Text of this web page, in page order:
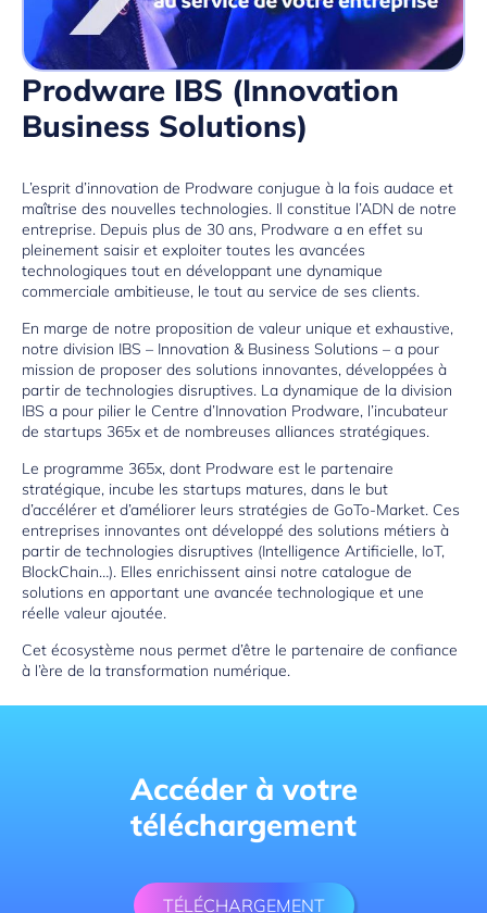
Prodware IBS (Innovation
Business Solutions)
L’esprit d’innovation de Prodware conjugue à la fois audace et
maîtrise des nouvelles technologies. Il constitue l’ADN de notre
entreprise. Depuis plus de 30 ans, Prodware a en effet su
pleinement saisir et exploiter toutes les avancées
technologiques tout en développant une dynamique
commerciale ambitieuse, le tout au service de ses clients.
En marge de notre proposition de valeur unique et exhaustive,
notre division IBS – Innovation & Business Solutions – a pour
mission de proposer des solutions innovantes, développées à
partir de technologies disruptives. La dynamique de la division
IBS a pour pilier le Centre d’Innovation Prodware, l’incubateur
de startups 365x et de nombreuses alliances stratégiques.
Le programme 365x, dont Prodware est le partenaire
stratégique, incube les startups matures, dans le but
d’accélérer et d’améliorer leurs stratégies de GoTo-Market. Ces
entreprises innovantes ont développé des solutions métiers à
partir de technologies disruptives (Intelligence Artificielle, IoT,
BlockChain…). Elles enrichissent ainsi notre catalogue de
solutions en apportant une avancée technologique et une
réelle valeur ajoutée.
Cet écosystème nous permet d’être le partenaire de confiance
à l’ère de la transformation numérique.
Accéder à votre
téléchargement
TÉLÉCHARGEMENT